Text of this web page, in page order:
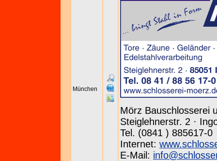
München
Mörz Bauschlosserei
Steiglehnerstr. 2 ·
Tel. (0841 ) 885617-0
Internet:
E-Mail: